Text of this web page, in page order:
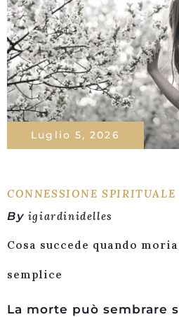
Luglio 5, 2026
CONNESSIONE
By igiardinidelles
Cosa succede quando
semplice
La morte può sembrare